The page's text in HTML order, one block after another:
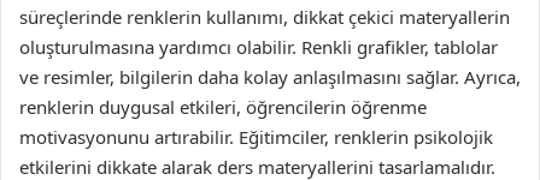
süreçlerinde renklerin kullanımı, dikkat çekici materyallerin
oluşturulmasına yardımcı olabilir. Renkli grafikler, tablolar
ve resimler, bilgilerin daha kolay anlaşılmasını sağlar. Ayrıca,
renklerin duygusal etkileri, öğrencilerin öğrenme
motivasyonunu artırabilir. Eğitimciler, renklerin psikolojik
etkilerini dikkate alarak ders materyallerini tasarlamalıdır.